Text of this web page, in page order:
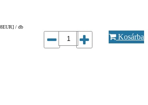
EUR] / db
Kosárba